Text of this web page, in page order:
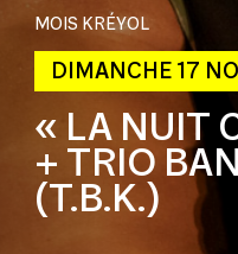
MOIS KRÉYOL
DIMANCHE 17
« LA NUIT
+ TRIO
(T.B.K.)